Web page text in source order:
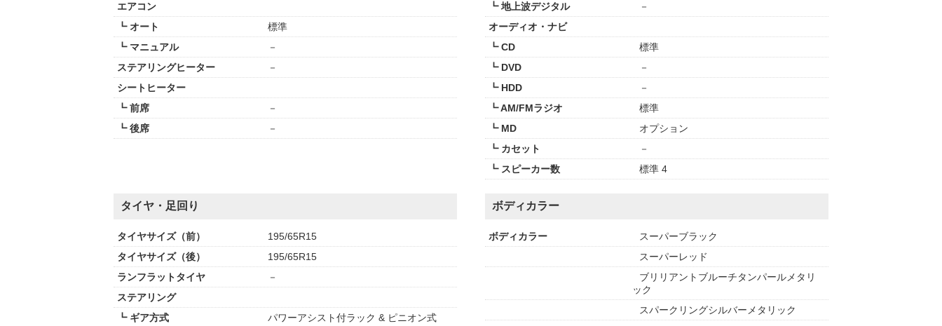
エアコン
┗ オート
標準
┗ マニュアル
－
ステアリングヒーター
－
シートヒーター
┗ 前席
－
┗ 後席
－
┗ 地上波デジタル
－
オーディオ・ナビ
┗ CD
標準
┗ DVD
－
┗ HDD
－
┗ AM/FMラジオ
標準
┗ MD
オプション
┗ カセット
－
┗ スピーカー数
標準 4
タイヤ・足回り
タイヤサイズ（前）
195/65R15
タイヤサイズ（後）
195/65R15
ランフラットタイヤ
－
ステアリング
┗ ギア方式
パワーアシスト付ラック & ピニオン式
ボディカラー
ボディカラー
スーパーブラック
スーパーレッド
ブリリアントブルーチタンパールメタリ
ック
スパークリングシルバーメタリック